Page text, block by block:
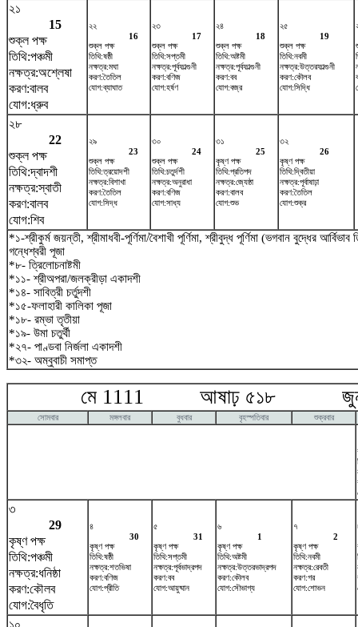
২১
15
শুক্ল পক্ষ
তিথি:পঞ্চমী
নক্ষত্র:অশ্লেষা
করণ:বালব
যোগ:ধ্রুব
২২
16
শুক্ল পক্ষ
তিথি:ষষ্ঠী
নক্ষত্র:মঘা
করণ:তৈতিল
যোগ:ব্যাঘাত
২৩
17
শুক্ল পক্ষ
তিথি:সপ্তমী
নক্ষত্র:পূর্বফাল্গুনী
করণ:বণিজ
যোগ:হর্ষণ
২৪
18
শুক্ল পক্ষ
তিথি:অষ্টমী
নক্ষত্র:পূর্বফাল্গুনী
করণ:বব
যোগ:বজ্র
২৫
19
শুক্ল পক্ষ
তিথি:নবমী
নক্ষত্র:উত্তরফাল্গুনী
করণ:কৌলব
যোগ:সিদ্ধি
২৮
22
শুক্ল পক্ষ
তিথি:দ্বাদশী
নক্ষত্র:স্বাতী
করণ:বালব
যোগ:শিব
২৯
23
শুক্ল পক্ষ
তিথি:ত্রয়োদশী
নক্ষত্র:বিশাখা
করণ:তৈতিল
যোগ:সিদ্ধ
৩০
24
শুক্ল পক্ষ
তিথি:চতুর্দশী
নক্ষত্র:অনুরাধা
করণ:বণিজ
যোগ:সাধ্য
৩১
25
কৃষ্ণ পক্ষ
তিথি:প্রতিপদ
নক্ষত্র:জ্যেষ্ঠা
করণ:বালব
যোগ:শুভ
৩২
26
কৃষ্ণ পক্ষ
তিথি:দ্বিতীয়া
নক্ষত্র:পূর্বাষাঢ়া
করণ:তৈতিল
যোগ:শুক্র
*১-শ্রীকুর্ম জয়ন্তী, শ্রীমাধবী-পূর্ণিমা/বৈশাখী পূর্ণিমা, শ্রীবুদ্ধ পূর্ণিমা (ভগবান বুদ্ধের
গন্ধেশ্বরী পূজা
*৮- ত্রিলোচনাষ্টমী
*১১- শ্রীঅপরা/জলক্রীড়া একাদশী
*১৪- সাবিত্রী চর্তুদশী
*১৫-ফলাহারী কালিকা পূজা
*১৮- রম্ভা তৃতীয়া
*১৯- উমা চতুর্থী
*২৭- পাণ্ডবা নির্জলা একাদশী
*৩২- অম্বুবাচী সমাপ্ত
মে 1111 আষাঢ় ৫১৮ জুন
সোমবার মঙ্গলবার বুধবার বৃহস্পতিবার
শুক্রবার
৩
29
কৃষ্ণ পক্ষ
তিথি:পঞ্চমী
নক্ষত্র:ধনিষ্ঠা
করণ:কৌলব
যোগ:বৈধৃতি
৪
30
কৃষ্ণ পক্ষ
তিথি:ষষ্ঠী
নক্ষত্র:শতভিষ‌া
করণ:বণিজ
যোগ:প্রীতি
৫
31
কৃষ্ণ পক্ষ
তিথি:সপ্তমী
নক্ষত্র:পূর্বভাদ্রপদ
করণ:বব
যোগ:আয়ুষ্মান
৬
1
কৃষ্ণ পক্ষ
তিথি:অষ্টমী
নক্ষত্র:উত্তরভাদ্রপদ
করণ:কৌলব
যোগ:সৌভাগ্য
৭
2
কৃষ্ণ পক্ষ
তিথি:নবমী
নক্ষত্র:রেবতী
করণ:গর
যোগ:শোভন